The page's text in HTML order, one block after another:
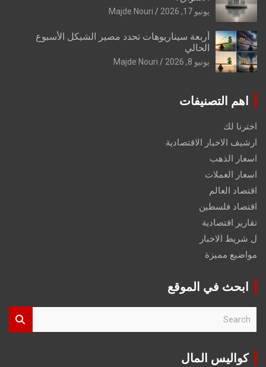
يونيو 17, 2026 Majde Nouri
أربعة سيناريوهات تحدد مصير الشيكل الأسبوع
الحالي
يونيو 8, 2026 Majde Nouri
اهم التصنيفات
اخترنا لك
ارشيف الاخبار الاقتصادية
اسعار الذهب
اسعار العملات
اقتصاد العالم
اقتصاد فلسطين
تقارير اقتصادية
ل شريط الاخبار
مواضيع مميزة
ابحث في الموقع
r
كواليس المال